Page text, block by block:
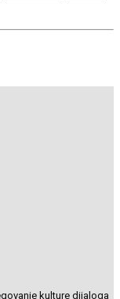
kulture dijaloga